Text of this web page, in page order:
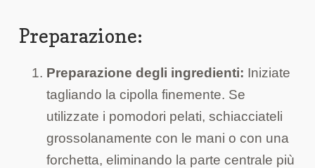
Preparazione:
Preparazione degli ingredienti: Iniziate
tagliando la cipolla finemente. Se
utilizzate i pomodori pelati, schiacciateli
grossolanamente con le mani o con una
forchetta, eliminando la parte centrale più